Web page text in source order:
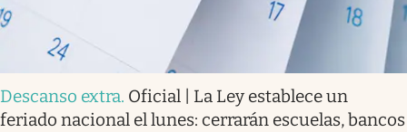
Descanso extra. Oficial | La Ley establece un
feriado nacional el lunes: cerrarán escuelas, bancos